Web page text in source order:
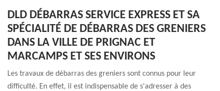
DLD DÉBARRAS SERVICE EXPRESS ET SA
SPÉCIALITÉ DE DÉBARRAS DES GRENIERS
DANS LA VILLE DE PRIGNAC ET
MARCAMPS ET SES ENVIRONS
Les travaux de débarras des greniers sont connus pour leur
difficulté. En effet, il est indispensable de s'adresser à des